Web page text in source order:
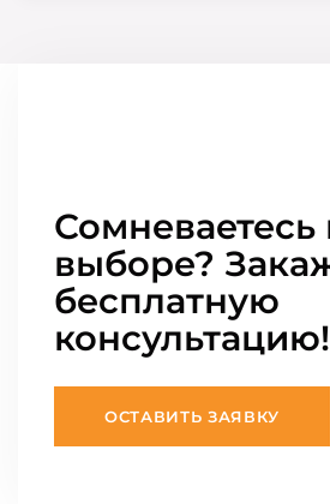
Сомневаетесь
выборе?
бесплатную
консультацию!
ОСТАВИТЬ ЗАЯВКУ